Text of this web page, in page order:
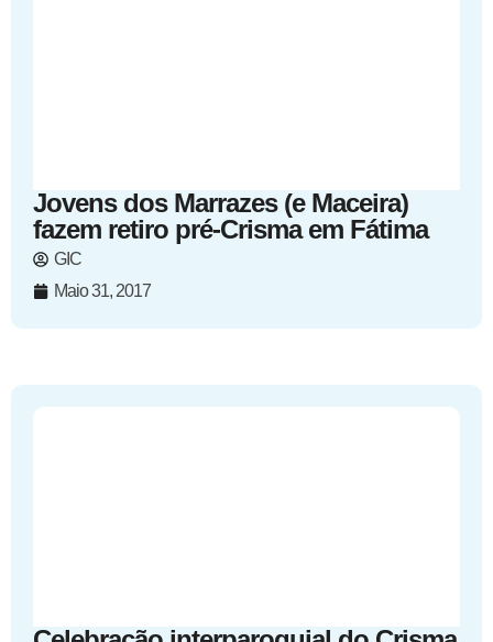
Jovens dos Marrazes (e Maceira)
fazem retiro pré-Crisma em Fátima
GIC
Maio 31, 2017